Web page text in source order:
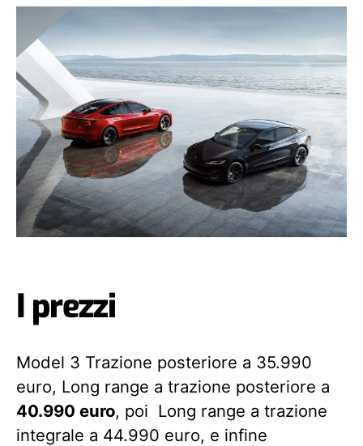
I prezzi
Model 3 Trazione posteriore a 35.990
euro, Long range a trazione posteriore a
40.990 euro, poi Long range a trazione
integrale a 44.990 euro, e infine